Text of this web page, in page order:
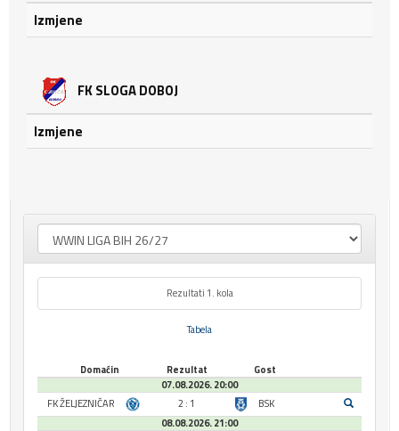
Izmjene
FK SLOGA DOBOJ
Izmjene
Rezultati 1. kola
Tabela
Domaćin Rezultat
Gost
07.08.2026. 20:00
FK ŽELJEZNIČAR
2 : 1
BSK
08.08.2026. 21:00